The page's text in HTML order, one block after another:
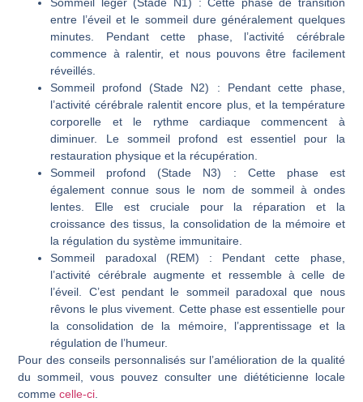
entre l’éveil et le sommeil dure généralement quelques
minutes. Pendant cette phase, l’activité cérébrale
commence à ralentir, et nous pouvons être facilement
réveillés.
Sommeil profond (Stade N2) : Pendant cette phase,
l’activité cérébrale ralentit encore plus, et la température
corporelle et le rythme cardiaque commencent à
diminuer. Le sommeil profond est essentiel pour la
restauration physique et la récupération.
Sommeil profond (Stade N3) : Cette phase est
également connue sous le nom de sommeil à ondes
lentes. Elle est cruciale pour la réparation et la
croissance des tissus, la consolidation de la mémoire et
la régulation du système immunitaire.
Sommeil paradoxal (REM) : Pendant cette phase,
l’activité cérébrale augmente et ressemble à celle de
l’éveil. C’est pendant le sommeil paradoxal que nous
rêvons le plus vivement. Cette phase est essentielle pour
la consolidation de la mémoire, l’apprentissage et la
régulation de l’humeur.
Pour des conseils personnalisés sur l’amélioration de la qualité
du sommeil, vous pouvez consulter une diététicienne locale
commecelle-ci